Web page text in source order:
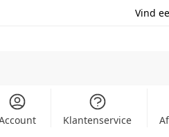
Vind
Klantenservice